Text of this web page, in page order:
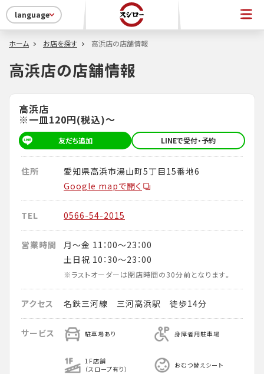
language
ホーム お店を探す 高浜店の店舗情報
高浜店の店舗情報
高浜店
※一皿120円(税込)～
友だち追加 LINEで受付・予約
住所
愛知県高浜市湯山町5丁目15番地6
Google mapで開く
TEL 0566-54-2015
営業時間
月～金 11：00～23：00
土日祝 10：30～23：00
※ラストオーダーは閉店時間の30分前となります。
アクセス 名鉄三河線 三河高浜駅 徒歩14分
サービス 駐車場あり 身障者用駐車場
1F店舗
（スロープ有り）
おむつ替えシート